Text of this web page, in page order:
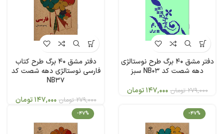
دفتر مشق 40 برگ طرح نوستالژی
دهه شصت کد NB03 سبز
279,000 تومان 147,000تومان
دفتر مشق 40 برگ طرح کتاب
فارسی نوستالژی دهه شصت کد
NB37
279,000 تومان 147,000تومان
-47%
-47%